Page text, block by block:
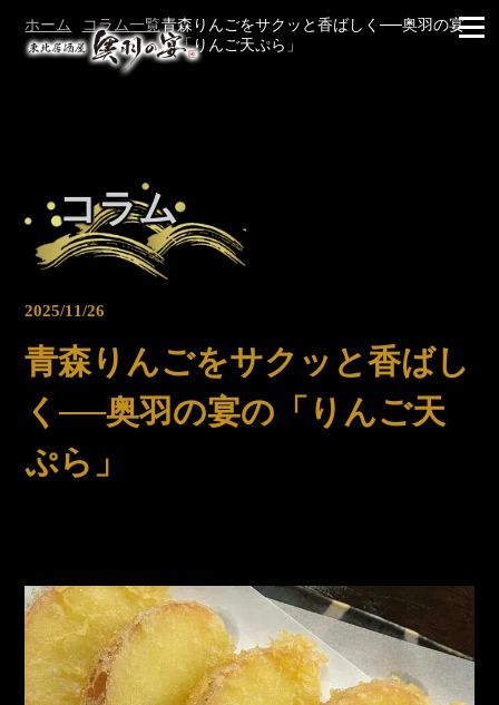
ホーム コラム一覧青森りんごをサクッと香ばしく──奥羽の宴
の「りんご天ぷら」
コラム
2025/11/26
青森りんごをサクッと香ばし
く──奥羽の宴の「りんご天
ぷら」